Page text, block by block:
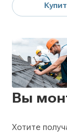
Вы
Хотите